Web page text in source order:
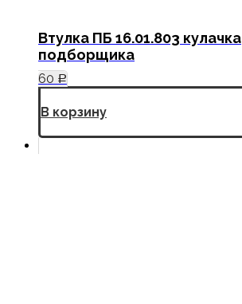
Втулка ПБ 16.01.803 кулачка
подборщика
60 Р
В корзину